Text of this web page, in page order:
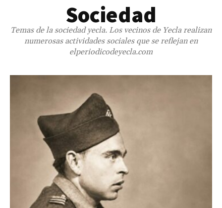
Sociedad
Temas de la sociedad yecla. Los vecinos de Yecla realizan
numerosas actividades sociales que se reflejan en
elperiodicodeyecla.com